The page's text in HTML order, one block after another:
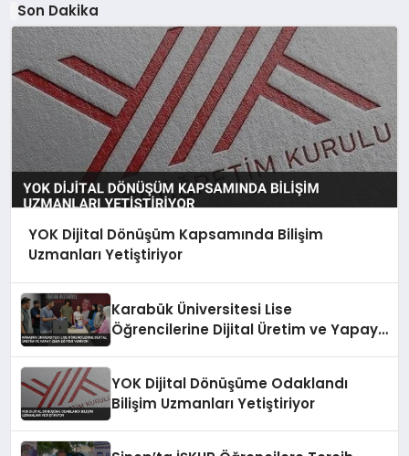
Son Dakika
YOK Dijital Dönüşüm Kapsamında Bilişim
Uzmanları Yetiştiriyor
Karabük Üniversitesi Lise
Öğrencilerine Dijital Üretim ve Yapay
YOK Dijital Dönüşüme Odaklandı
Bilişim Uzmanları Yetiştiriyor